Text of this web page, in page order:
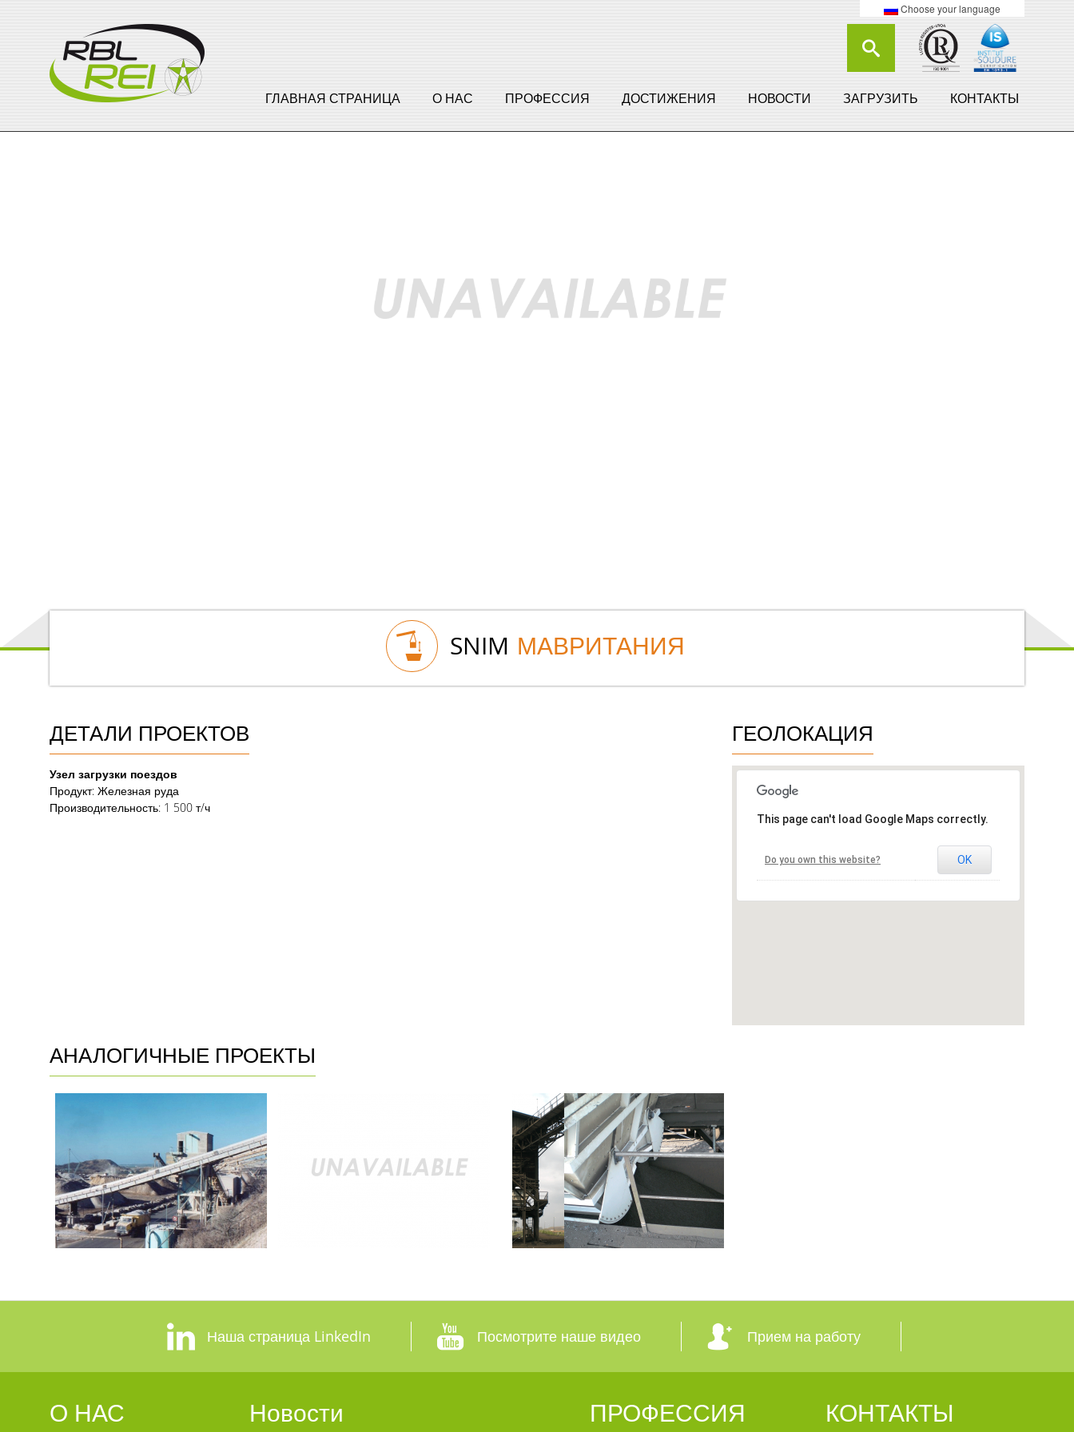
Choose your language
ГЛАВНАЯ СТРАНИЦА О НАС ПРОФЕССИЯ ДОСТИЖЕНИЯ НОВОСТИ ЗАГРУЗИТЬ КОНТАКТЫ
SNIM МАВРИТАНИЯ
ДЕТАЛИ ПРОЕКТОВ
Узел загрузки поездов
Продукт: Железная руда
Производительность: 1 500 т/ч
ГЕОЛОКАЦИЯ
This page can't load Google Maps correctly.
Do you own this website? OK
АНАЛОГИЧНЫЕ ПРОЕКТЫ
Наша страница LinkedIn Посмотрите наше видео Прием на работу
О НАС Новости ПРОФЕССИЯ КОНТАКТЫ